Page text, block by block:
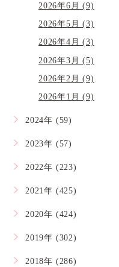
2026年6月 (9)
2026年5月 (3)
2026年4月 (3)
2026年3月 (5)
2026年2月 (9)
2026年1月 (9)
2024年 (59)
2023年 (57)
2022年 (223)
2021年 (425)
2020年 (424)
2019年 (302)
2018年 (286)